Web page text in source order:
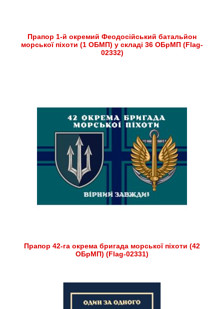
Прапор 1-й окремий Феодосійський батальйон
морської піхоти (1 ОБМП) у складі 36 ОБрМП (Flag-
02332)
Прапор 42-га окрема бригада морської піхоти (42
ОБрМП) (Flag-02331)